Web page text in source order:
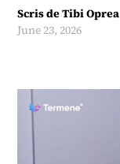
Scris deTibi Oprea
June 23, 2026